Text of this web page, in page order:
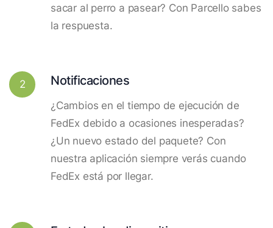
sacar al perro a pasear? Con Parcello sabes
la respuesta.
2 Notificaciones
¿Cambios en el tiempo de ejecución de
FedEx debido a ocasiones inesperadas?
¿Un nuevo estado del paquete? Con
nuestra aplicación siempre verás cuando
FedEx está por llegar.